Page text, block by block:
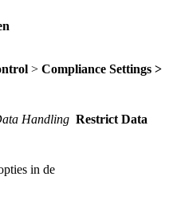
> Compliance Settings >
Handling Restrict Data
in de